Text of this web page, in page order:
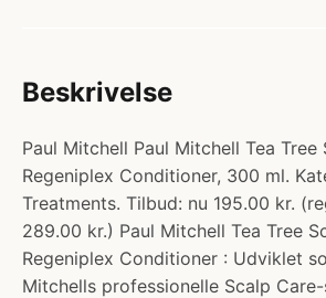
Beskrivelse
Paul Mitchell Paul Mitchell Tea Tree
Regeniplex Conditioner, 300 ml.
Treatments. Tilbud: nu 195.00 kr.
289.00 kr.) Paul Mitchell Tea Tree
Regeniplex Conditioner : Udviklet
Mitchells professionelle Scalp